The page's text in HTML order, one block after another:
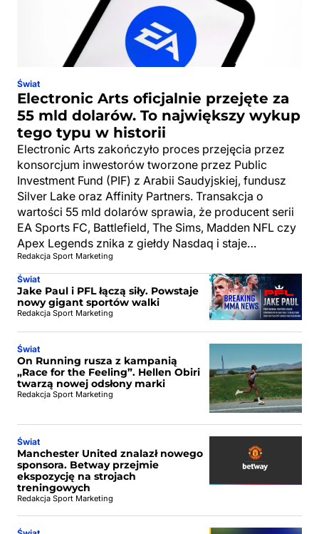
Świat
Electronic Arts oficjalnie przejęte za
55 mld dolarów. To największy wykup
tego typu w historii
Electronic Arts zakończyło proces przejęcia przez
konsorcjum inwestorów tworzone przez Public
Investment Fund (PIF) z Arabii Saudyjskiej, fundusz
Silver Lake oraz Affinity Partners. Transakcja o
wartości 55 mld dolarów sprawia, że producent serii
EA Sports FC, Battlefield, The Sims, Madden NFL czy
Apex Legends znika z giełdy Nasdaq i staje…
Redakcja Sport Marketing
Świat
Jake Paul i PFL łączą siły. Powstaje
nowy gigant sportów walki
Redakcja Sport Marketing
Świat
On Running rusza z kampanią
„Race for the Feeling”. Hellen Obiri
twarzą nowej odsłony marki
Redakcja Sport Marketing
Świat
Manchester United znalazł nowego
sponsora. Betway przejmie
ekspozycję na strojach
treningowych
Redakcja Sport Marketing